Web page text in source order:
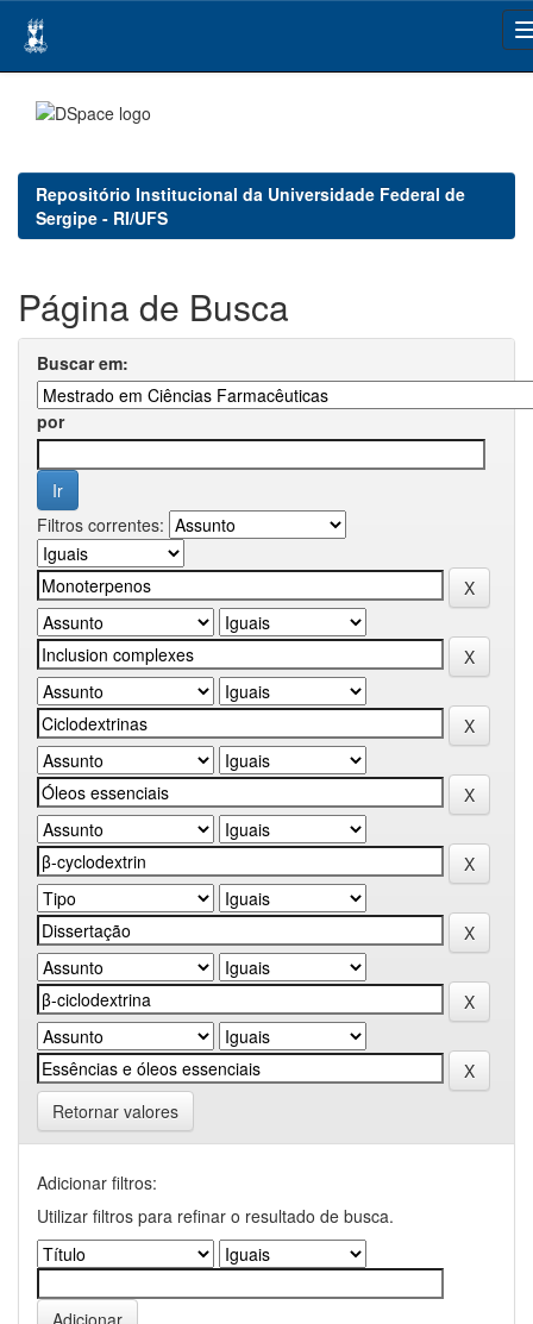
navigation
Repositório Institucional da Universidade Federal de
Sergipe - RI/UFS
Página de Busca
Buscar em:
por
Filtros correntes:
Retornar valores
Adicionar filtros:
Utilizar filtros para refinar o resultado de busca.